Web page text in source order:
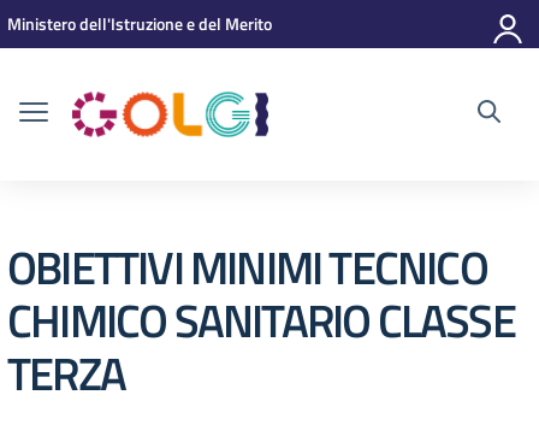
Vai ai contenuti
Vai al menu di navigazione
Vai al footer
Ministero dell'Istruzione e del Merito
OBIETTIVI MINIMI TECNICO
CHIMICO SANITARIO CLASSE
TERZA